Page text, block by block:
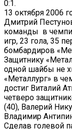
0:1.
13 октября 2006
Дмитрий
команды в
игр, 23 гола, 35
бомбардиров
Защитнику
одной шайбы не
«Металлург» в
достиг Виталий
четверо
(40), Валерий
Владимир
Сделав голевой